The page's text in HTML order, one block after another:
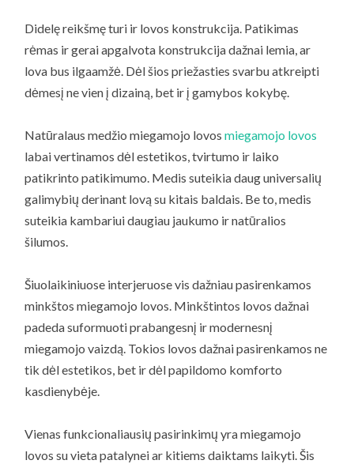
Didelę reikšmę turi ir lovos konstrukcija. Patikimas
rėmas ir gerai apgalvota konstrukcija dažnai lemia, ar
lova bus ilgaamžė. Dėl šios priežasties svarbu atkreipti
dėmesį ne vien į dizainą, bet ir į gamybos kokybę.
Natūralaus medžio miegamojo lovosmiegamojo lovos
labai vertinamos dėl estetikos, tvirtumo ir laiko
patikrinto patikimumo. Medis suteikia daug universalių
galimybių derinant lovą su kitais baldais. Be to, medis
suteikia kambariui daugiau jaukumo ir natūralios
šilumos.
Šiuolaikiniuose interjeruose vis dažniau pasirenkamos
minkštos miegamojo lovos. Minkštintos lovos dažnai
padeda suformuoti prabangesnį ir modernesnį
miegamojo vaizdą. Tokios lovos dažnai pasirenkamos ne
tik dėl estetikos, bet ir dėl papildomo komforto
kasdienybėje.
Vienas funkcionaliausių pasirinkimų yra miegamojo
lovos su vieta patalynei ar kitiems daiktams laikyti. Šis